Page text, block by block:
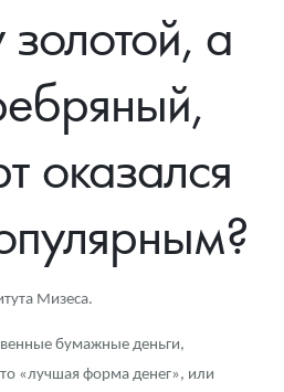
золота, серебра, платины на
а
оказался
Мизеса.
бумажные деньги,
«лучшая форма денег», или